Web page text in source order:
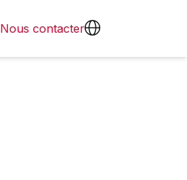
Nous contacter